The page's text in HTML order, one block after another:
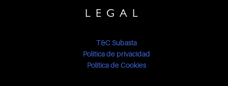
LEGAL
T&C Subasta
Politica de privacidad
Politica de Cookies